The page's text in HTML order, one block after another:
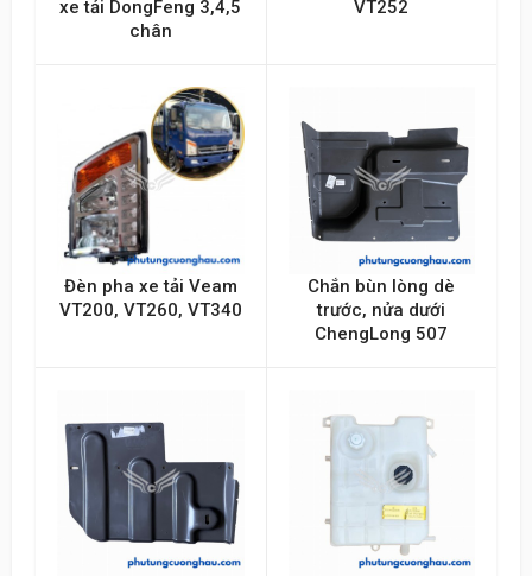
xe tải DongFeng 3,4,5
chân
VT252
Đèn pha xe tải Veam
VT200, VT260, VT340
Chắn bùn lòng dè
trước, nửa dưới
ChengLong 507